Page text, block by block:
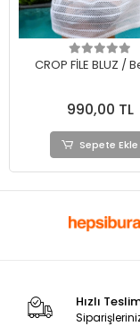
CROP FİLE BLUZ /
990,00 TL
Sepete Ekle
Hızlı